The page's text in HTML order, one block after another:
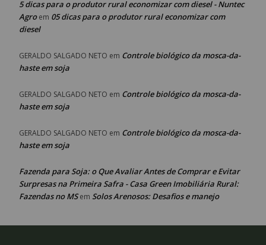
5 dicas para o produtor rural economizar com diesel - Nuntec
Agroem 05 dicas para o produtor rural economizar com
diesel
GERALDO SALGADO NETO em Controle biológico da mosca-da-
haste em soja
GERALDO SALGADO NETO em Controle biológico da mosca-da-
haste em soja
GERALDO SALGADO NETO em Controle biológico da mosca-da-
haste em soja
Fazenda para Soja: o Que Avaliar Antes de Comprar e Evitar
Surpresas na Primeira Safra - Casa Green Imobiliária Rural:
Fazendas no MSem Solos Arenosos: Desafios e manejo